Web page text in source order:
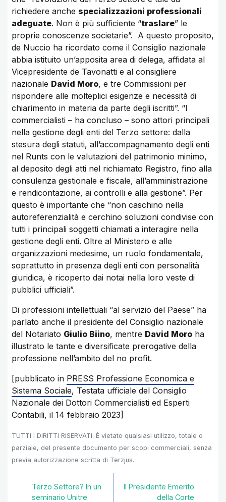
richiedere anche specializzazioni professionali
adeguate. Non è più sufficiente “traslare” le
proprie conoscenze societarie”. A questo proposito,
de Nuccio ha ricordato come il Consiglio nazionale
abbia istituito un’apposita area di delega, affidata al
Vicepresidente de Tavonatti e al consigliere
nazionale David Moro, e tre Commissioni per
rispondere alle molteplici esigenze e necessità di
chiarimento in materia da parte degli iscritti”. “I
commercialisti – ha concluso – sono attori principali
nella gestione degli enti del Terzo settore: dalla
stesura degli statuti, all’accompagnamento degli enti
nel Runts con le valutazioni del patrimonio minimo,
al deposito degli atti nel richiamato Registro, fino alla
consulenza gestionale e fiscale, all’amministrazione
e rendicontazione, ai controlli e alla gestione”. Per
questo è importante che “non caschino nella
autoreferenzialità e cerchino soluzioni condivise con
tutti i principali soggetti chiamati a interagire nella
gestione degli enti. Oltre al Ministero e alle
organizzazioni medesime, un ruolo fondamentale,
soprattutto in presenza degli enti con personalità
giuridica, è ricoperto dai notai nella loro veste di
pubblici ufficiali”.
Di professioni intellettuali “al servizio del Paese” ha
parlato anche il presidente del Consiglio nazionale
del Notariato Giulio Biino, mentre David Moro ha
illustrato le tante e diversificate prerogative della
professione nell’ambito del no profit.
[pubblicato in PRESS Professione Economica e
Sistema Sociale, Testata ufficiale del Consiglio
Nazionale dei Dottori Commercialisti ed Esperti
Contabili, il 14 febbraio 2023]
TUTTI I DIRITTI RISERVATI. È vietato qualsiasi utilizzo, totale o
parziale, del presente documento per scopi commerciali, senza
previa autorizzazione scritta di Terzjus.
Terzo Settore? In un
seminario Unitre
Il Presidente Emerito
della Corte